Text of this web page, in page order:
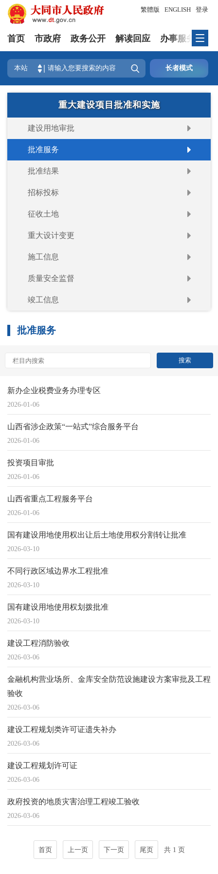
登录
繁體版 ENGLISH
首页 市政府 政务公开 解读回应 办事服务
本站  长者模式
重大建设项目批准和实施
建设用地审批
批准服务
批准结果
招标投标
征收土地
重大设计变更
施工信息
质量安全监督
竣工信息
批准服务
新办企业税费业务办理专区
2026-01-06
山西省涉企政策“一站式”综合服务平台
2026-01-06
投资项目审批
2026-01-06
山西省重点工程服务平台
2026-01-06
国有建设用地使用权出让后土地使用权分割转让批准
2026-03-10
不同行政区域边界水工程批准
2026-03-10
国有建设用地使用权划拨批准
2026-03-10
建设工程消防验收
2026-03-06
金融机构营业场所、金库安全防范设施建设方案审批及工程
验收
2026-03-06
建设工程规划类许可证遗失补办
2026-03-06
建设工程规划许可证
2026-03-06
政府投资的地质灾害治理工程竣工验收
2026-03-06
首页 上一页 下一页 尾页 共 1 页